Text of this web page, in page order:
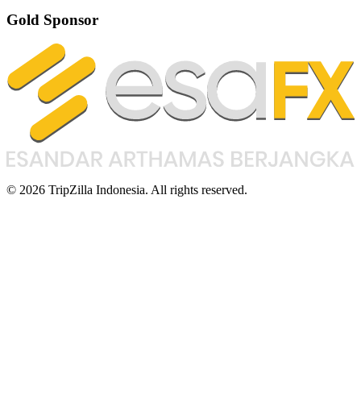
Gold Sponsor
© 2026 TripZilla Indonesia. All rights reserved.